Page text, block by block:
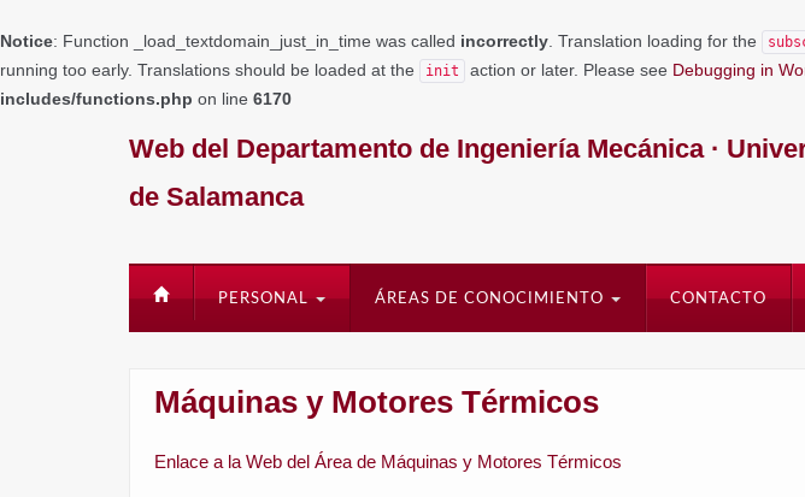
Notice: Function _load_textdomain_just_in_time was called incorrectly . Translation loading for the
running too early. Translations should be loaded at the
init action or later. Please see Debugging in
includes/functions.php on line 6170
Web del Departamento de Ingeniería Mecánica ·
de Salamanca
PERSONAL ÁREAS DE CONOCIMIENTO CONTACTO
Máquinas y Motores Térmicos
Enlace a la Web del Área de Máquinas y Motores Térmicos